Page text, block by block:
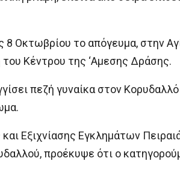
Οκτωβρίου το απόγευμα, στην
Κέντρου της ‘Αμεσης Δράσης.
πεζή γυναίκα στον Κορυδαλλό
Εξιχνίασης Εγκλημάτων
προέκυψε ότι ο